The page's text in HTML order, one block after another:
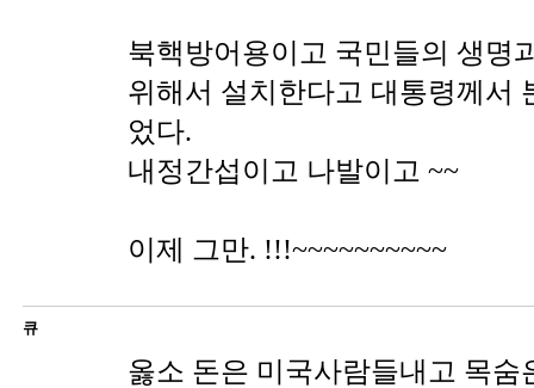
북핵방어용이고 국민들의 생명
위해서 설치한다고 대통령께서
었다.
내정간섭이고 나발이고 ~~
이제 그만. !!!~~~~~~~~~~
큐
옳소 돈은 미국사람들내고 목숨